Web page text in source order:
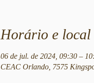
Horário e local
06 de jul. de 2024, 09:30 –
CEAC Orlando, 7575